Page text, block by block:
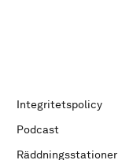
Integritetspolicy
Podcast
Räddningsstationer